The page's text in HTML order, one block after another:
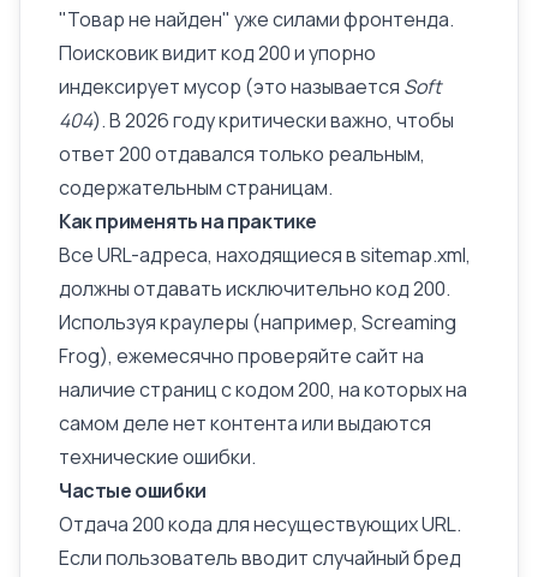
"Товар не найден" уже силами фронтенда.
Поисковик видит код 200 и упорно
индексирует мусор (это называется Soft
404). В 2026 году критически важно, чтобы
ответ 200 отдавался только реальным,
содержательным страницам.
Как применять на практике
Все URL-адреса, находящиеся вsitemap.xml,
должны отдавать исключительно код 200.
Используя краулеры (например, Screaming
Frog), ежемесячно проверяйте сайт на
наличие страниц с кодом 200, на которых на
самом деле нет контента или выдаются
технические ошибки.
Частые ошибки
Отдача 200 кода для несуществующих URL.
Если пользователь вводит случайный бред